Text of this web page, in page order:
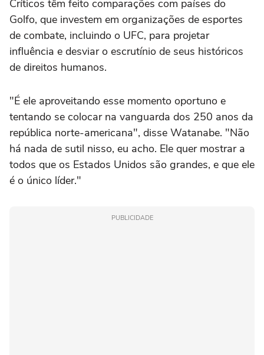
Críticos têm feito comparações com países do
Golfo, que investem em organizações de esportes
de combate, incluindo o UFC, para projetar
influência e desviar o escrutínio de seus históricos
de direitos humanos.
"É ele aproveitando esse momento oportuno e
tentando se colocar na vanguarda dos 250 anos da
república norte-americana", disse Watanabe. "Não
há nada de sutil nisso, eu acho. Ele quer mostrar a
todos que os Estados Unidos são grandes, e que ele
é o único líder."
PUBLICIDADE